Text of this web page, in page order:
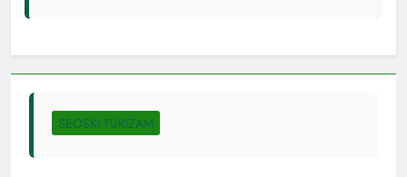
SEOSKI TURIZAM